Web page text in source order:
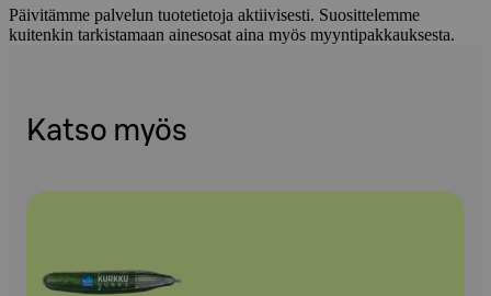
Päivitämme palvelun tuotetietoja aktiivisesti. Suosittelemme
kuitenkin tarkistamaan ainesosat aina myös myyntipakkauksesta.
Katso myös